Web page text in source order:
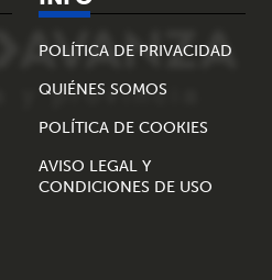
POLÍTICA DE PRIVACIDAD
QUIÉNES SOMOS
POLÍTICA DE COOKIES
AVISO LEGAL Y
CONDICIONES DE USO